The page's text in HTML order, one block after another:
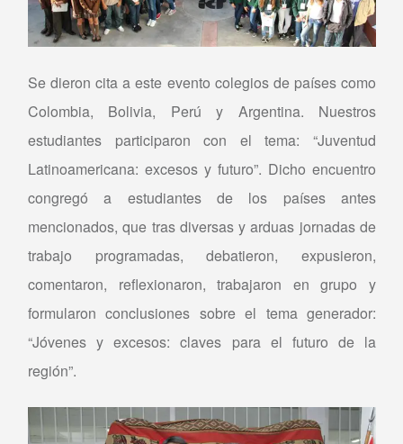
Se dieron cita a este evento colegios de países como
Colombia, Bolivia, Perú y Argentina. Nuestros
estudiantes participaron con el tema: “Juventud
Latinoamericana: excesos y futuro”. Dicho encuentro
congregó a estudiantes de los países antes
mencionados, que tras diversas y arduas jornadas de
trabajo programadas, debatieron, expusieron,
comentaron, reflexionaron, trabajaron en grupo y
formularon conclusiones sobre el tema generador:
“Jóvenes y excesos: claves para el futuro de la
región”.